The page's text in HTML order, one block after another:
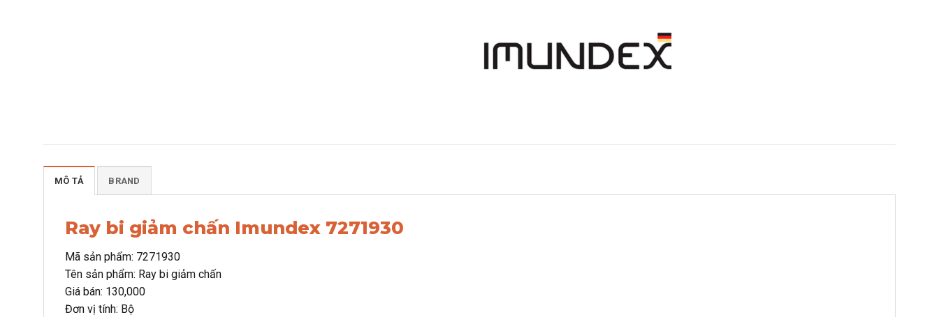
MÔ TẢ BRAND
Ray bi giảm chấn Imundex 7271930
Mã sản phẩm: 7271930
Tên sản phẩm: Ray bi giảm chấn
Giá bán: 130,000
Đơn vị tính: Bộ